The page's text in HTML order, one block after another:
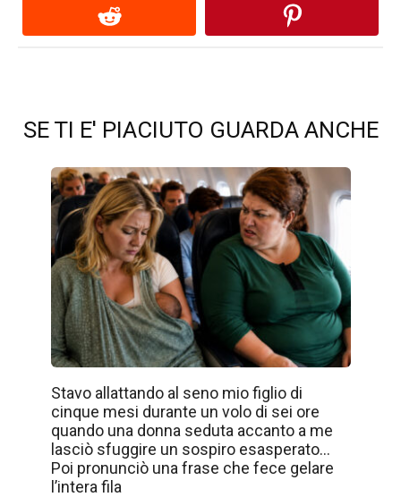
SE TI E' PIACIUTO GUARDA ANCHE
Stavo allattando al seno mio figlio di
cinque mesi durante un volo di sei ore
quando una donna seduta accanto a me
lasciò sfuggire un sospiro esasperato…
Poi pronunciò una frase che fece gelare
l’intera fila